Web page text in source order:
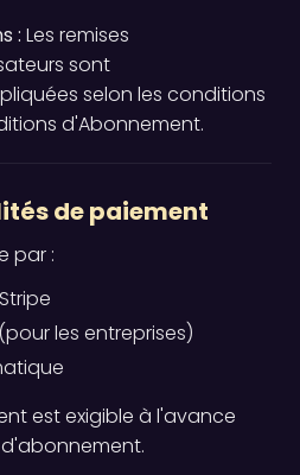
: Les remises
sont
selon les conditions
d'Abonnement.
de paiement
par :
les entreprises)
est exigible à l'avance